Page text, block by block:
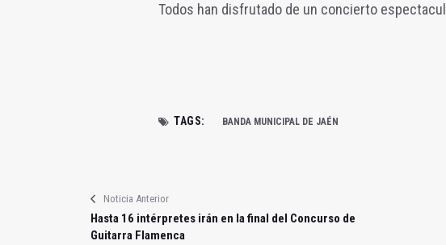
Todos han disfrutado de un concierto
TAGS: BANDA MUNICIPAL DE JAÉN
Noticia Anterior
Hasta 16 intérpretes irán en la final del Concurso de
Guitarra Flamenca